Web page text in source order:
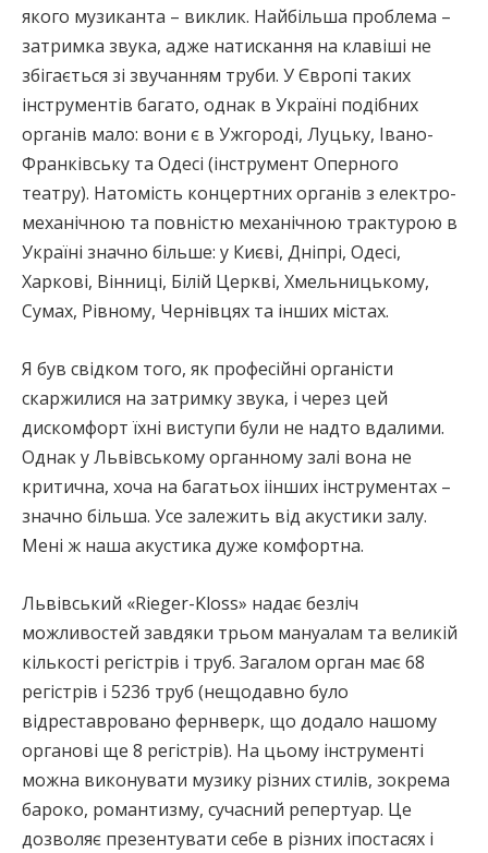
якого музиканта – виклик. Найбільша проблема –
затримка звука, адже натискання на клавіші не
збігається зі звучанням труби. У Європі таких
інструментів багато, однак в Україні подібних
органів мало: вони є в Ужгороді, Луцьку, Івано-
Франківську та Одесі (інструмент Оперного
театру). Натомість концертних органів з електро-
механічною та повністю механічною трактурою в
Україні значно більше: у Києві, Дніпрі, Одесі,
Харкові, Вінниці, Білій Церкві, Хмельницькому,
Сумах, Рівному, Чернівцях та інших містах.
Я був свідком того, як професійні органісти
скаржилися на затримку звука, і через цей
дискомфорт їхні виступи були не надто вдалими.
Однак у Львівському органному залі вона не
критична, хоча на багатьох іінших інструментах –
значно більша. Усе залежить від акустики залу.
Мені ж наша акустика дуже комфортна.
Львівський «Rieger-Kloss» надає безліч
можливостей завдяки трьом мануалам та великій
кількості регістрів і труб. Загалом орган має 68
регістрів і 5236 труб (нещодавно було
відреставровано фернверк, що додало нашому
органові ще 8 регістрів). На цьому інструменті
можна виконувати музику різних стилів, зокрема
бароко, романтизму, сучасний репертуар. Це
дозволяє презентувати себе в різних іпостасях і